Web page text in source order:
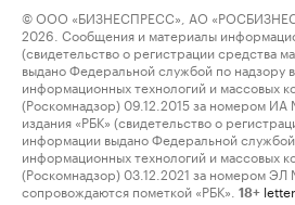
© ООО «БИЗНЕСПРЕСС», АО
2026. Сообщения и материалы
(свидетельство о регистрации средства
выдано Федеральной службой по надзору
информационных технологий и массовых
(Роскомнадзор) 09.12.2015 за номером
издания «РБК» (свидетельство о
информации выдано Федеральной
информационных технологий и массовых
(Роскомнадзор) 03.12.2021 за номером
сопровождаются пометкой «РБК».
18+